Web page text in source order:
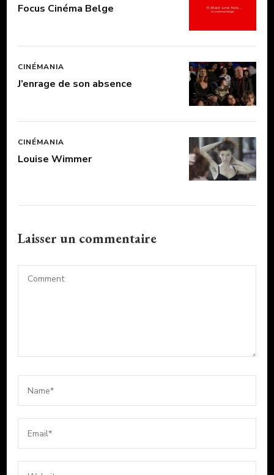
Focus Cinéma Belge
CINÉMANIA
J’enrage de son absence
CINÉMANIA
Louise Wimmer
Laisser un commentaire